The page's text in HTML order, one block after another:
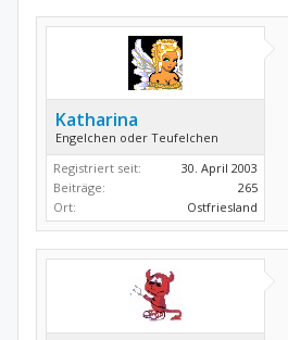
Katharina
Engelchen oder Teufelchen
Registriert seit:
30. April 2003
Beiträge:
265
Ort:
Ostfriesland